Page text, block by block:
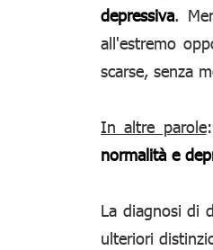
depressiva.
all'estremo
scarse, senza
In altre parole
normalità e
La diagnosi di
ulteriori